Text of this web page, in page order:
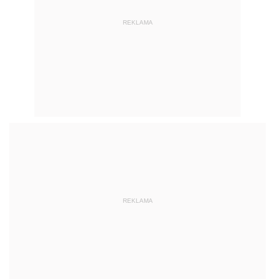
REKLAMA
REKLAMA